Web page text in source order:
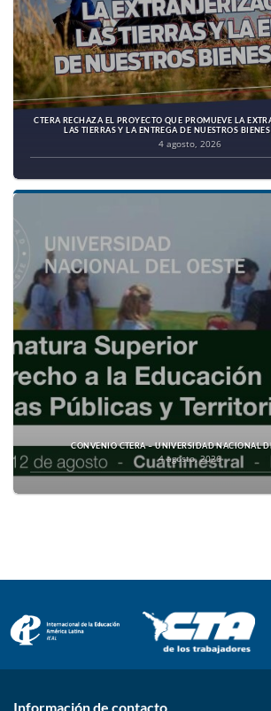
CTERA RECHAZA EL PROYECTO QUE PROMUEVE LA
LAS TIERRAS Y LA ENTREGA DE NUESTROS
4 agosto, 2026
CONVENIO CTERA – UNIVERSIDAD NACIONAL
4 agosto, 2026
Información de contacto